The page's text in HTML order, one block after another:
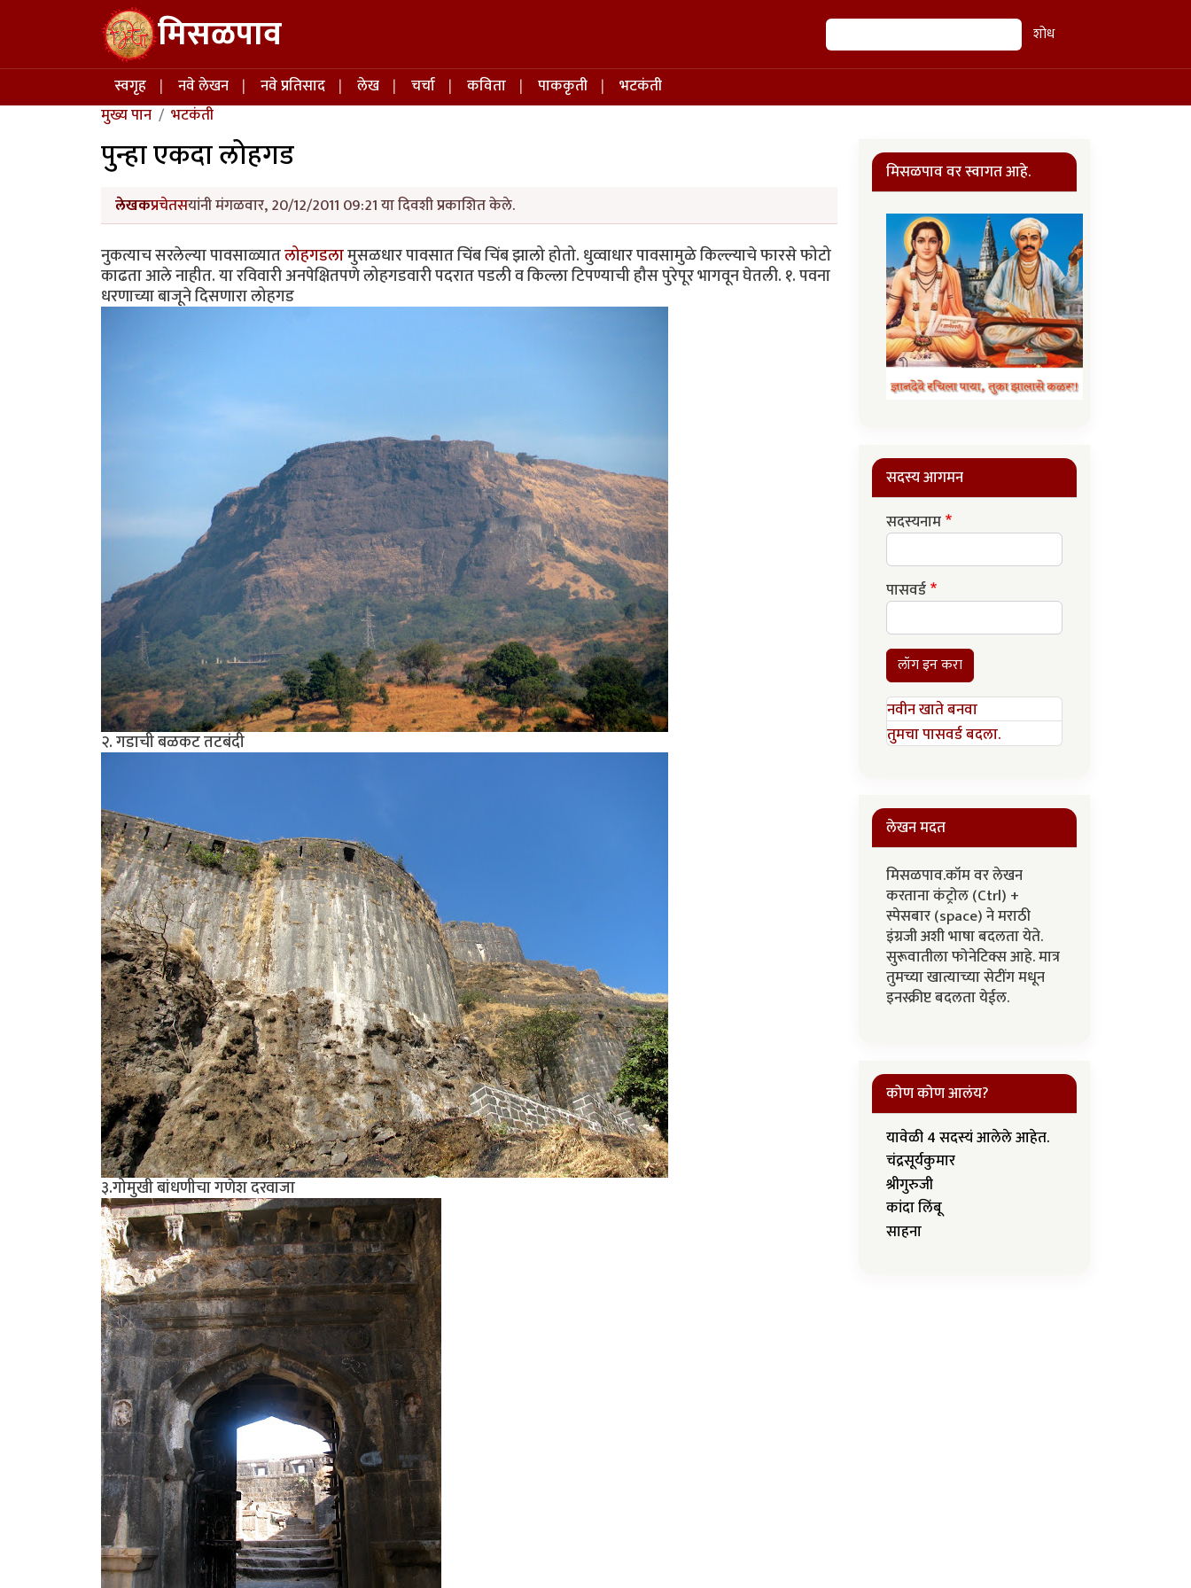
Skip to main content मिसळपाव शोध शोध
Main navigation
स्वगृह नवे लेखन नवे प्रतिसाद लेख चर्चा कविता पाककृती
भटकंती
मुख्य पान
भटकंती
पुन्हा एकदा लोहगड
लेखकप्रचेतसयांनी मंगळवार, 20/12/2011 09:21 या दिवशी प्रकाशित केले.
नुकत्याच सरलेल्या पावसाळ्यातलोहगडलामुसळधार पावसात चिंब चिंब झालो होतो. धुव्वाधार पावसामुळे किल्ल्याचे फारसे फोटो
काढता आले नाहीत. या रविवारी अनपेक्षितपणे लोहगडवारी पदरात पडली व किल्ला टिपण्याची हौस पुरेपूर भागवून घेतली. १. पवना
धरणाच्या बाजूने दिसणारा लोहगड
२. गडाची बळकट तटबंदी
३.गोमुखी बांधणीचा गणेश दरवाजा
मिसळपाव वर स्वागत आहे.
सदस्य आगमन
सदस्यनाम
पासवर्ड
लॉग इन करा
नवीन खाते बनवा
तुमचा पासवर्ड बदला.
लेखन मदत
मिसळपाव.कॉम वर लेखन
करताना कंट्रोल (Ctrl) +
स्पेसबार (space) ने मराठी
इंग्रजी अशी भाषा बदलता येते.
सुरूवातीला फोनेटिक्स आहे. मात्र
तुमच्या खात्याच्या सेटींग मधून
इनस्क्रीप्ट बदलता येईल.
कोण कोण आलंय?
यावेळी 4 सदस्यं आलेले आहेत.
चंद्रसूर्यकुमार
श्रीगुरुजी
कांदा लिंबू
साहना